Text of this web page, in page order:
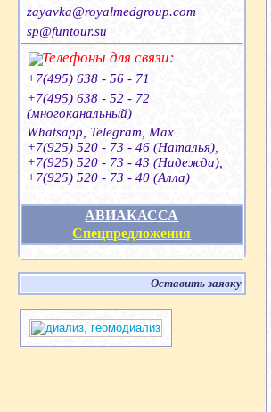
zayavka@royalmedgroup.com
sp@funtour.su
Телефоны для связи:
+7(495) 638 - 56 - 71
+7(495) 638 - 52 - 72
(многоканальный)
Whatsapp, Telegram, Max
+7(925) 520 - 73 - 46 (Наталья),
+7(925) 520 - 73 - 43 (Надежда),
+7(925) 520 - 73 - 40 (Алла)
АВИАКАССА
Спецпредложения
Оставить заявку